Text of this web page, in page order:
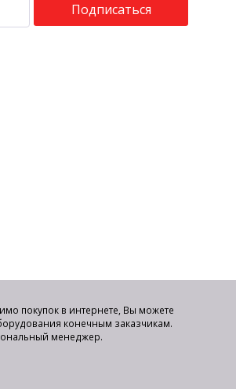
Подписаться
покупок в интернете, Вы можете
конечным заказчикам.
менеджер.